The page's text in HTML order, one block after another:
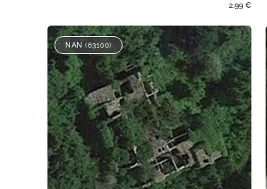
2,99 €
NAN (63100)